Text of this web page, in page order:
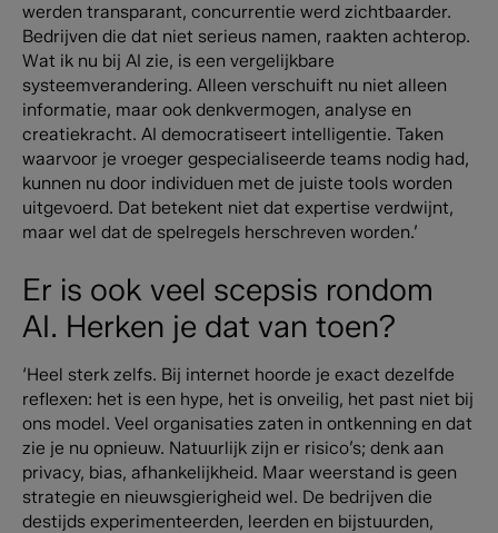
werden transparant, concurrentie werd zichtbaarder.
Bedrijven die dat niet serieus namen, raakten achterop.
Wat ik nu bij AI zie, is een vergelijkbare
systeemverandering. Alleen verschuift nu niet alleen
informatie, maar ook denkvermogen, analyse en
creatiekracht. AI democratiseert intelligentie. Taken
waarvoor je vroeger gespecialiseerde teams nodig had,
kunnen nu door individuen met de juiste tools worden
uitgevoerd. Dat betekent niet dat expertise verdwijnt,
maar wel dat de spelregels herschreven worden.’
Er is ook veel scepsis rondom
AI. Herken je dat van toen?
‘Heel sterk zelfs. Bij internet hoorde je exact dezelfde
reflexen: het is een hype, het is onveilig, het past niet bij
ons model. Veel organisaties zaten in ontkenning en dat
zie je nu opnieuw. Natuurlijk zijn er risico’s; denk aan
privacy, bias, afhankelijkheid. Maar weerstand is geen
strategie en nieuwsgierigheid wel. De bedrijven die
destijds experimenteerden, leerden en bijstuurden,